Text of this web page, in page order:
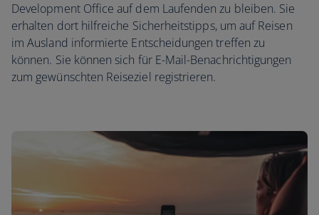
Development Office auf dem Laufenden zu bleiben. Sie
erhalten dort hilfreiche Sicherheitstipps, um auf Reisen
im Ausland informierte Entscheidungen treffen zu
können. Sie können sich für E-Mail-Benachrichtigungen
zum gewünschten Reiseziel registrieren.